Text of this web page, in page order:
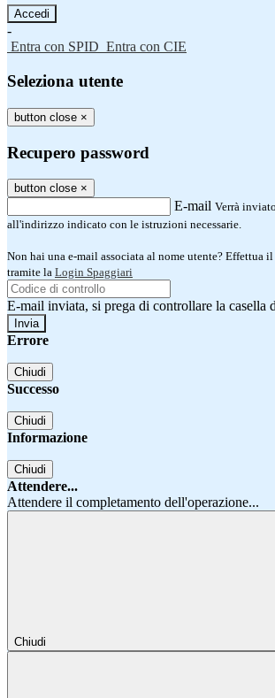
-
Entra con SPID Entra con CIE
Seleziona utente
button close ×
Recupero password
button close ×
E-mail Verrà
all'indirizzo indicato con le istruzioni necessarie.
Non hai una e-mail associata al nome utente? Effettua
tramite la Login Spaggiari
E-mail inviata, si prega di controllare la casella
Errore
Chiudi
Successo
Chiudi
Informazione
Chiudi
Attendere...
Attendere il completamento dell'operazione...
Chiudi